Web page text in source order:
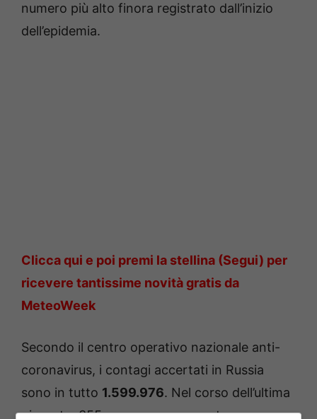
numero più alto finora registrato dall’inizio
dell’epidemia.
Clicca qui e poi premi la stellina (Segui) per
ricevere tantissime novità gratis da
MeteoWeek
Secondo il centro operativo nazionale anti-
coronavirus, i contagi accertati in Russia
sono in tutto 1.599.976. Nel corso dell’ultima
giornata, 355 persone sono morte a causa